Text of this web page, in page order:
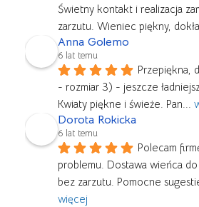
Świetny kontakt i realizacja
zarzutu. Wieniec piękny,
Anna Golemo
6 lat temu
Przepiękna,
- rozmiar 3) - jeszcze
Kwiaty piękne i świeże. Pan...
Dorota Rokicka
6 lat temu
Polecam
problemu. Dostawa wieńca
bez zarzutu. Pomocne
więcej